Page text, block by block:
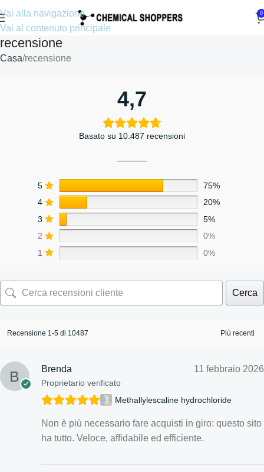
Vai alla navigazione
Vai al contenuto principale
0
recensione
Casa recensione
4,7
Basato su 10.487 recensioni
5
75%
4
20%
3
5%
2
0%
1
0%
Cerca
Recensione 1-5 di 10487
Brenda
Proprietario verificato
11 febbraio 2026
Methallylescaline hydrochloride
Non è più necessario fare acquisti in giro: questo sito
ha tutto. Veloce, affidabile ed efficiente.